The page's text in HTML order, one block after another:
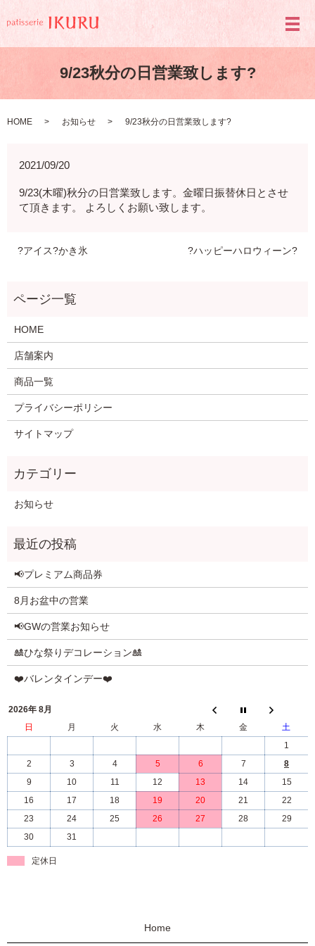
メ
9/23秋分の日営業致します?
HOME お知らせ 9/23秋分の日営業致します?
2021/09/20
9/23(木曜)秋分の日営業致します。金曜日振替休日とさせ
て頂きます。 よろしくお願い致します。
?アイス?かき氷 ?ハッピーハロウィーン?
HOME
店舗案内
商品一覧
プライバシーポリシー
サイトマップ
お知らせ
📢プレミアム商品券
8月お盆中の営業
📢GWの営業お知らせ
🎎ひな祭りデコレーション🎎
❤️バレンタインデー❤️
2026年 8月
日
月 火 水 木 金
土
1
2
3 4 5 6 7
8
9
10 11 12 13 14
15
16
17 18 19 20 21
22
23
24 25 26 27 28
29
30
31
定休日
Home